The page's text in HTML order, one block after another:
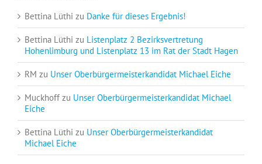
Bettina Lüthi zu Danke für dieses Ergebnis!
Bettina Lüthi zu Listenplatz 2 Bezirksvertretung
Hohenlimburg und Listenplatz 13 im Rat der Stadt Hagen
RM zu Unser Oberbürgermeisterkandidat Michael Eiche
Muckhoff zu Unser Oberbürgermeisterkandidat Michael
Eiche
Bettina Lüthi zu Unser Oberbürgermeisterkandidat
Michael Eiche